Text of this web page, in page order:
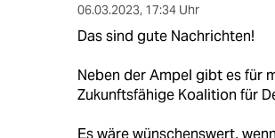
06.03.2023, 17:34 Uhr
Das sind gute Nachrichten!
Neben der Ampel gibt es für
Zukunftsfähige Koalition für
Es wäre wünschenswert,